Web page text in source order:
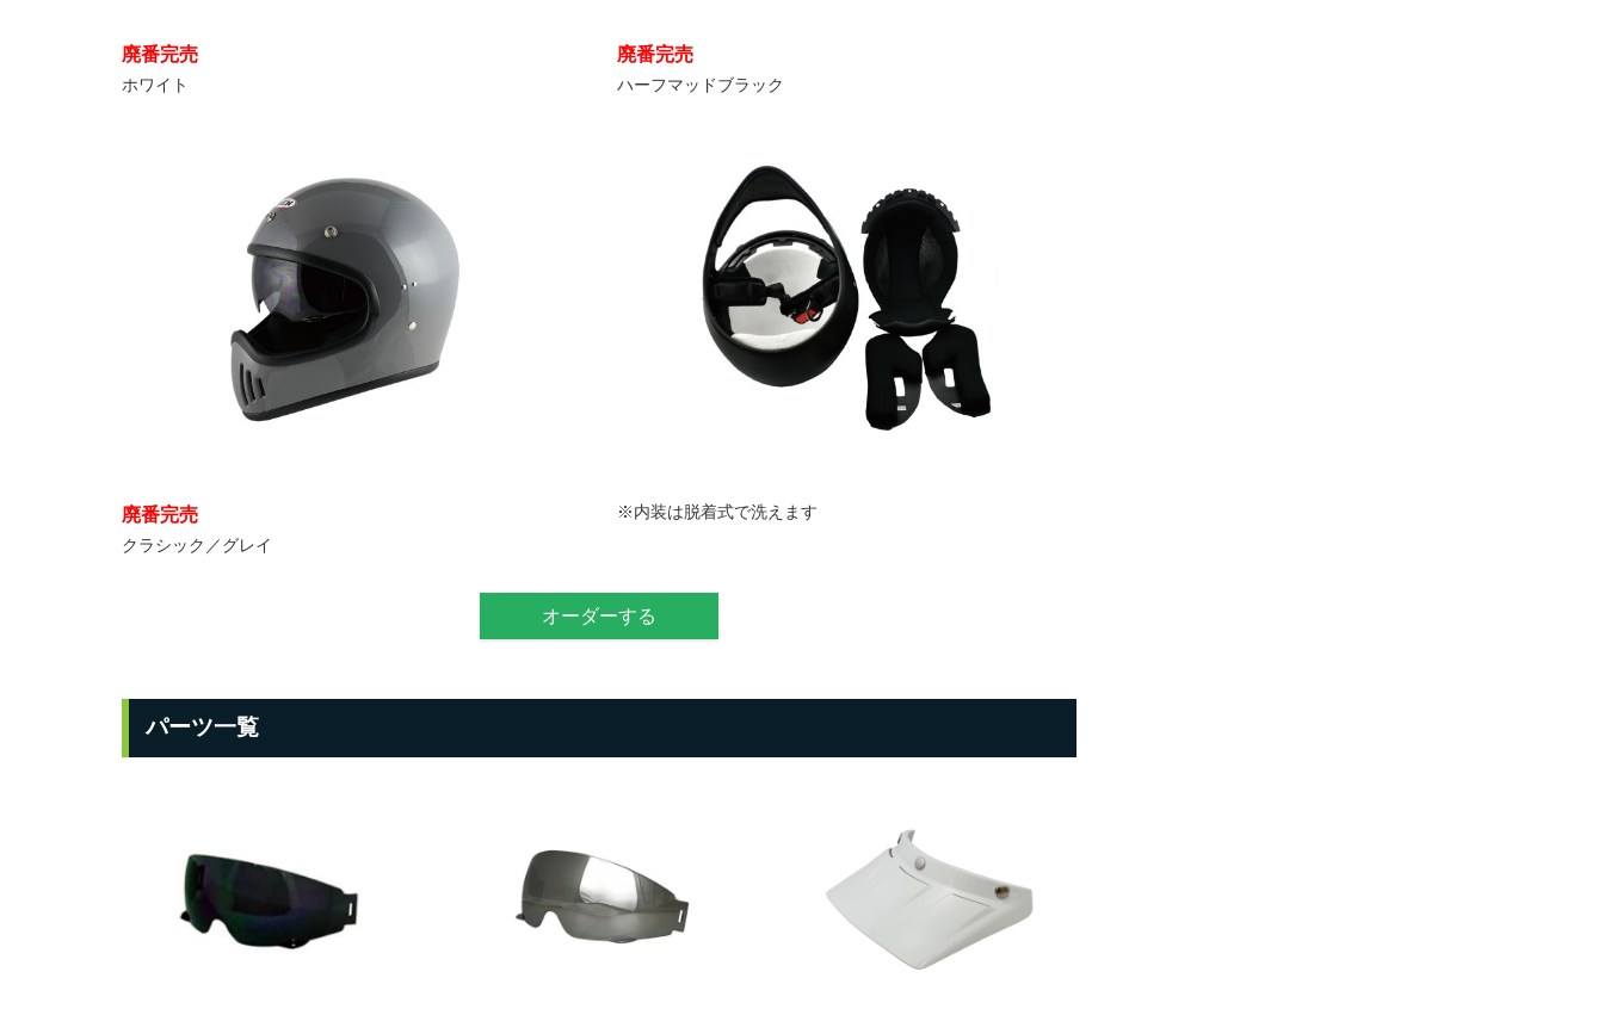
廃番完売
ホワイト
廃番完売
ハーフマッドブラック
廃番完売
クラシック／グレイ
※内装は脱着式で洗えます
オーダーする
パーツ一覧